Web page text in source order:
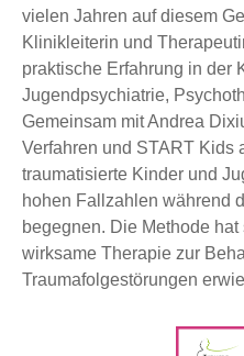
vielen Jahren auf diesem
Klinikleiterin und
praktische Erfahrung in der
Jugendpsychiatrie,
Gemeinsam mit Andrea
Verfahren und START Kids
traumatisierte Kinder und
hohen Fallzahlen während
begegnen. Die Methode
wirksame Therapie zur
Traumafolgestörungen